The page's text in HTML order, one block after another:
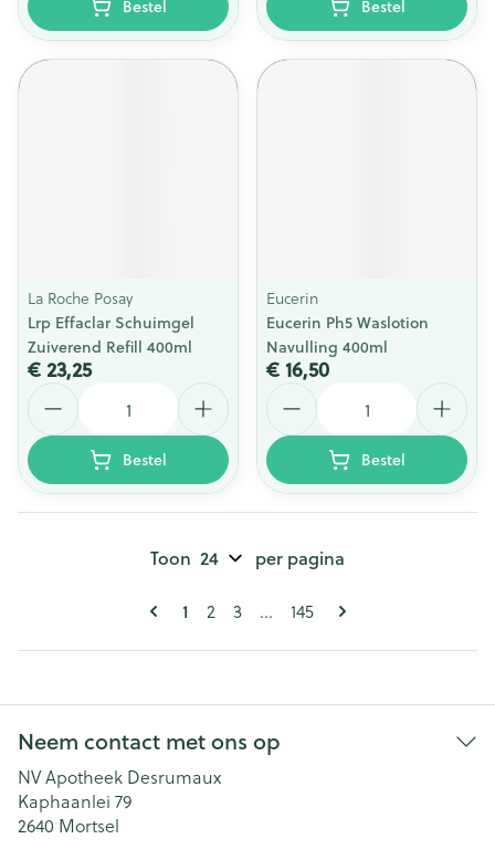
Bestel Bestel
La Roche Posay
Lrp Effaclar Schuimgel
Zuiverend Refill 400ml
€ 23,25
Bestel
Eucerin
Eucerin Ph5 Waslotion
Navulling 400ml
€ 16,50
Aantal
Bestel
Pagina's
U lees momenteel pagina
1 Pagina
2 Pagina
3 ... Pagina
145
Toon per pagina
Neem contact met ons op
NV Apotheek Desrumaux
Kaphaanlei 79
2640 Mortsel